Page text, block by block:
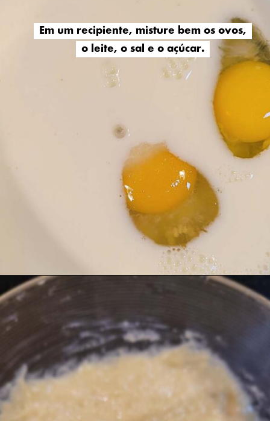
Em um recipiente, misture bem os ovos,
o leite, o sal e o açúcar.
Em um recipiente, misture bem os ovos,
o leite, o sal e o açúcar.